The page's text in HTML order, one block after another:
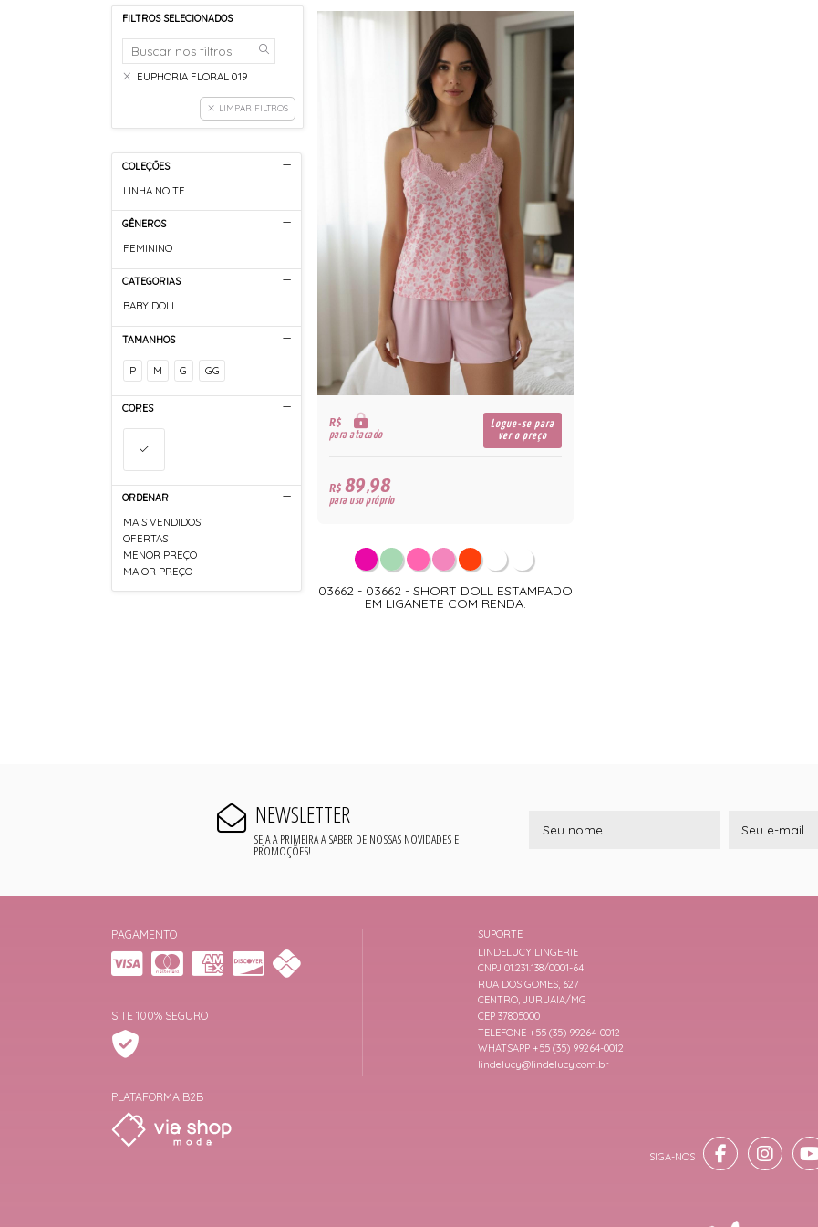
FILTROS SELECIONADOS
EUPHORIA FLORAL 019
LIMPAR FILTROS
COLEÇÕES
LINHA NOITE
GÊNEROS
FEMININO
CATEGORIAS
BABY DOLL
TAMANHOS
P M G GG
CORES
ORDENAR
MAIS VENDIDOS
OFERTAS
MENOR PREÇO
MAIOR PREÇO
R$
para atacado
Logue-se para
ver o preço
R$89,98
para uso próprio
03662 - 03662 - SHORT DOLL ESTAMPADO
EM LIGANETE COM RENDA.
NEWSLETTER
SEJA A PRIMEIRA A SABER DE NOSSAS NOVIDADES E
PROMOÇÕES!
PAGAMENTO
SITE 100% SEGURO
PLATAFORMA B2B
SUPORTE
LINDELUCY LINGERIE
CNPJ 01.231.138/0001-64
RUA DOS GOMES, 627
CENTRO, JURUAIA/MG
CEP 37805000
TELEFONE +55 (35) 99264-0012
WHATSAPP +55 (35) 99264-0012
lindelucy@lindelucy.com.br